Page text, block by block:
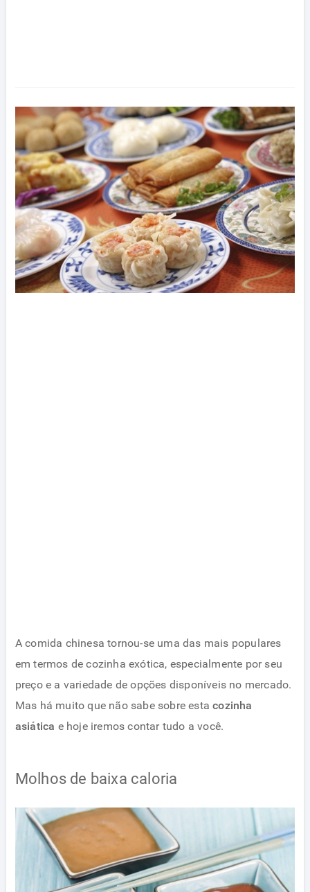
A comida chinesa tornou-se uma das mais populares
em termos de cozinha exótica, especialmente por seu
preço e a variedade de opções disponíveis no mercado.
Mas há muito que não sabe sobre estacozinha
asiática e hoje iremos contar tudo a você.
Molhos de baixa caloria